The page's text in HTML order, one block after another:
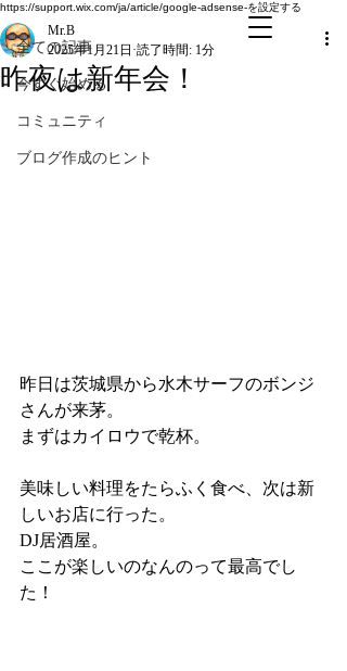
https://support.wix.com/ja/article/google-adsense-を設定する
全ての記事
今すぐ始める
コミュニティ
ブログ作成のヒント
昨夜は新年会！
Mr.B
2025年1月21日 読了時間: 1分
昨日は茨城県から水木サーフのボンジ
さんが来茅。
まずはカイロウで乾杯。
美味しい料理をたらふく食べ、次は新
しいお店に行った。
DJ居酒屋。
ここが楽しいのなんのって最高でし
た！